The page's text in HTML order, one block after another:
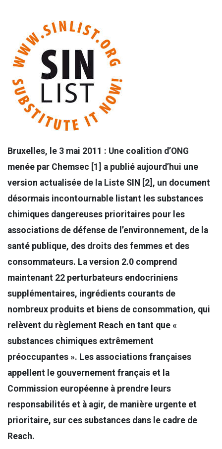
Bruxelles, le 3 mai 2011 : Une coalition d’ONG
menée par Chemsec [1] a publié aujourd’hui une
version actualisée de la Liste SIN [2], un document
désormais incontournable listant les substances
chimiques dangereuses prioritaires pour les
associations de défense de l’environnement, de la
santé publique, des droits des femmes et des
consommateurs. La version 2.0 comprend
maintenant 22 perturbateurs endocriniens
supplémentaires, ingrédients courants de
nombreux produits et biens de consommation, qui
relèvent du règlement Reach en tant que «
substances chimiques extrêmement
préoccupantes ». Les associations françaises
appellent le gouvernement français et la
Commission européenne à prendre leurs
responsabilités et à agir, de manière urgente et
prioritaire, sur ces substances dans le cadre de
Reach.